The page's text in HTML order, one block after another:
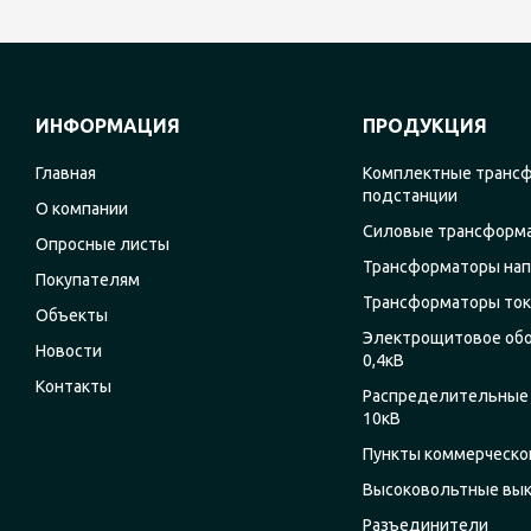
ИНФОРМАЦИЯ
Главная
О компании
Опросные листы
Покупателям
Объекты
Новости
Контакты
ПРОДУКЦИЯ
Комплектные
подстанции
Силовые
Трансформаторы
Трансформаторы
Электрощитовое
0,4кВ
Распределительные
10кВ
Пункты
Высоковольтные
Разъединители